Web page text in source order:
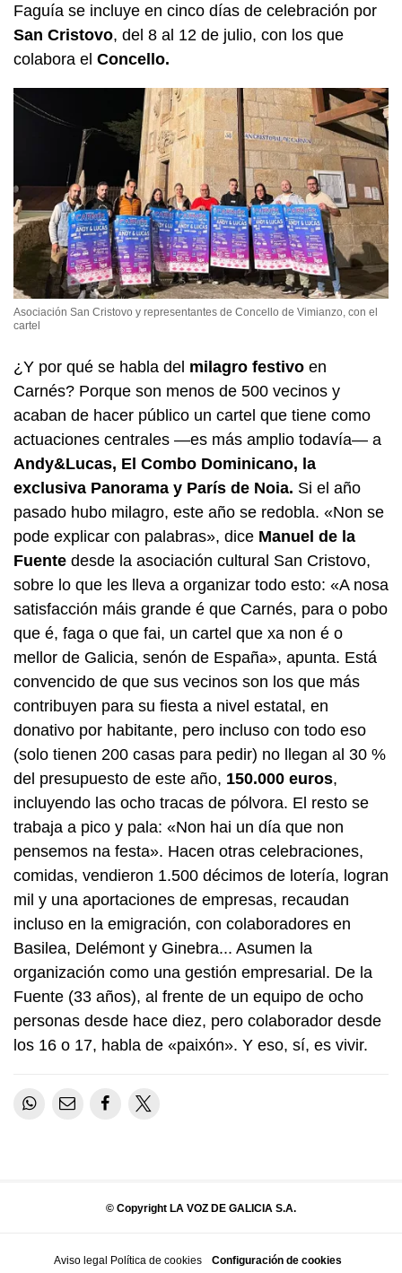
Faguía se incluye en cinco días de celebración por
San Cristovo, del 8 al 12 de julio, con los que
colabora el Concello.
Asociación San Cristovo y representantes de Concello de Vimianzo, con el
cartel
¿Y por qué se habla del milagro festivo en
Carnés? Porque son menos de 500 vecinos y
acaban de hacer público un cartel que tiene como
actuaciones centrales —es más amplio todavía— a
Andy&Lucas, El Combo Dominicano, la
exclusiva Panorama y París de Noia. Si el año
pasado hubo milagro, este año se redobla. «Non se
pode explicar con palabras», dice Manuel de la
Fuente desde la asociación cultural San Cristovo,
sobre lo que les lleva a organizar todo esto: «A nosa
satisfacción máis grande é que Carnés, para o pobo
que é, faga o que fai, un cartel que xa non é o
mellor de Galicia, senón de España», apunta. Está
convencido de que sus vecinos son los que más
contribuyen para su fiesta a nivel estatal, en
donativo por habitante, pero incluso con todo eso
(solo tienen 200 casas para pedir) no llegan al 30 %
del presupuesto de este año, 150.000 euros,
incluyendo las ocho tracas de pólvora. El resto se
trabaja a pico y pala: «Non hai un día que non
pensemos na festa». Hacen otras celebraciones,
comidas, vendieron 1.500 décimos de lotería, logran
mil y una aportaciones de empresas, recaudan
incluso en la emigración, con colaboradores en
Basilea, Delémont y Ginebra... Asumen la
organización como una gestión empresarial. De la
Fuente (33 años), al frente de un equipo de ocho
personas desde hace diez, pero colaborador desde
los 16 o 17, habla de «paixón». Y eso, sí, es vivir.
© Copyright LA VOZ DE GALICIA S.A.
Aviso legal Política de cookies Configuración de cookies